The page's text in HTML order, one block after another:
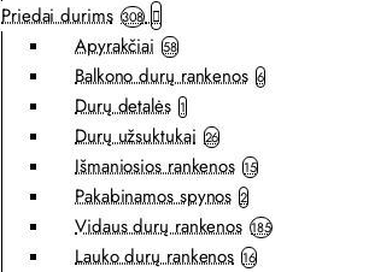
Priedai durims 308
Apyrakčiai 58
Balkono durų rankenos 6
Durų detalės 1
Durų užsuktukai 26
Išmaniosios rankenos 15
Pakabinamos spynos 2
Vidaus durų rankenos 185
Lauko durų rankenos 16